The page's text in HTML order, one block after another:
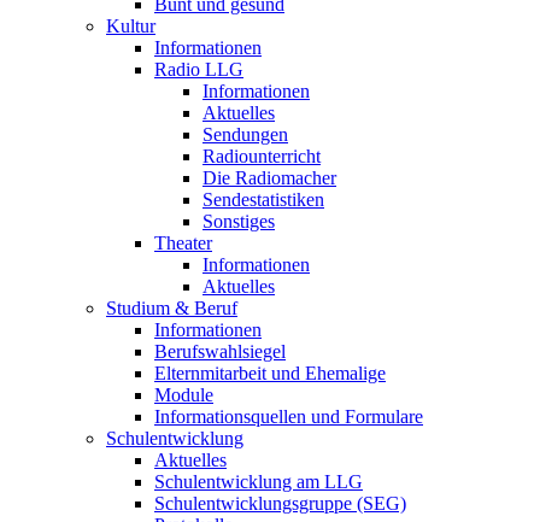
Bunt und gesund
Kultur
Informationen
Radio LLG
Informationen
Aktuelles
Sendungen
Radiounterricht
Die Radiomacher
Sendestatistiken
Sonstiges
Theater
Informationen
Aktuelles
Studium & Beruf
Informationen
Berufswahlsiegel
Elternmitarbeit und Ehemalige
Module
Informationsquellen und Formulare
Schulentwicklung
Aktuelles
Schulentwicklung am LLG
Schulentwicklungsgruppe (SEG)